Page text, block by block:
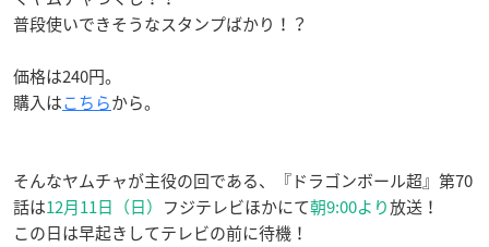
普段使いできそうなスタンプばかり！？
価格は240円。
購入はこちらから。
そんなヤムチャが主役の回である、『ドラゴンボール超』第70
話は12月11日（日） フジテレビほかにて朝9:00より放送！
この日は早起きしてテレビの前に待機！